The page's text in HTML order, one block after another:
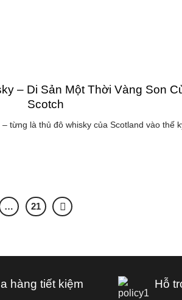
– Di Sản Một Thời Vàng Son
Scotch
từng là thủ đô whisky của Scotland vào thế
… 21
hàng tiết kiệm Hỗ